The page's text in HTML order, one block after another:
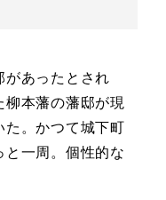
あったとされ
本藩の藩邸が現
。かつて城下町
一周。個性的な